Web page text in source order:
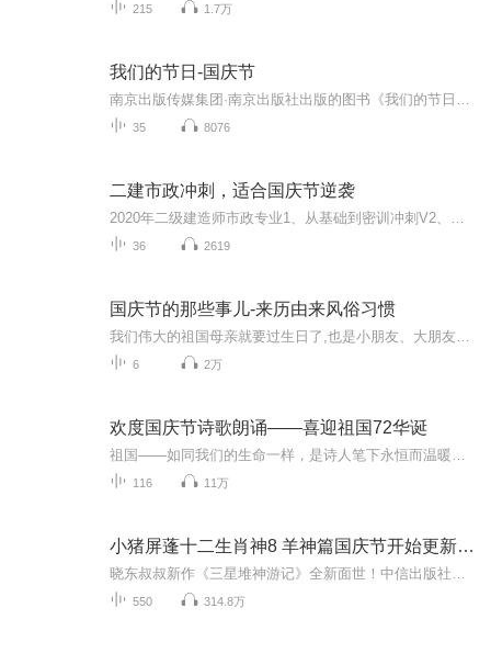
215 1.7万
我们的节日-国庆节
35 8076
二建市政冲刺，适合国庆节逆袭
36 2619
国庆节的那些事儿-来历由来风俗习惯
6 2万
欢度国庆节诗歌朗诵——喜迎祖国72华诞
116 11万
小猪屏蓬十二生肖神8 羊神篇国庆节开始更新啦！
550 314.8万